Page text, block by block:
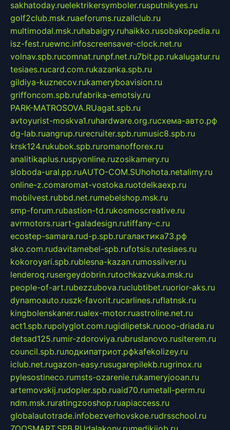
sakhatoday.ruelektrikersymboler.rusputnikyes.ru
golf2club.msk.ruaeforums.ruzallclub.ru
multimodal.msk.ruhabaigry.ruhaikko.rusobakopedia.ru
isz-fest.ruewnc.infoscreensaver-clock.net.ru
volnav.spb.rucomnat.runpf.net.ru7bit.pp.rukalugatur.ru
tesiaes.rucard.com.rukazanka.spb.ru
gildiya-kuznecov.rukameryboavision.ru
griffoncom.spb.rufabrika-emotsiy.ru
PARK-MATROSOVA.RUagat.spb.ru
avtoyurist-moskva1.ruhardware.org.ruсхема-авто.рф
dg-lab.ruangrup.rurecruiter.spb.rumusic8.spb.ru
krsk124.rukubok.spb.ruromanofforex.ru
analitikaplus.ruspyonline.ruzosikamery.ru
sloboda-ural.pp.ruAUTO-COM.SUhohota.netalimy.ru
online-z.comaromat-vostoka.ruotdelkaexp.ru
mobilvest.rubbd.net.rumebelshop.msk.ru
smp-forum.rubastion-td.rukosmoscreative.ru
avrmotors.ruart-galadesign.rutiffany-c.ru
ecostep-samara.rud-p.spb.ruгалактика73.рф
sko.com.rudavitamebel-spb.rufotsis.rutesiaes.ru
kokoroyari.spb.rublesna-kazan.rumossilver.ru
lenderoq.rusergeydobrin.rutochkazvuka.msk.ru
people-of-art.rubezzubova.ruclubtibet.ruorior-aks.ru
dynamoauto.ruszk-favorit.rucarlines.ruflatnsk.ru
kingbolenskaner.rualex-motor.ruastroline.net.ru
act1.spb.rupolyglot.com.rugidlipetsk.ruooo-driada.ru
detsad125.rumir-zdoroviya.rubruslanovo.rusiterem.ru
council.spb.ruлодкипатриот.рфkafekolizey.ru
iclub.net.rugazon-easy.rusugarepilekb.rugrinox.ru
pylesostineco.rumsts-ozarenie.rukameryjooan.ru
artemovskij.rudopler.spb.ruaid70.rumetall-perm.ru
ndm.msk.ruratingzooshop.ruapiaccess.ru
globalautotrade.infobezverhovskoe.rudrsschool.ru